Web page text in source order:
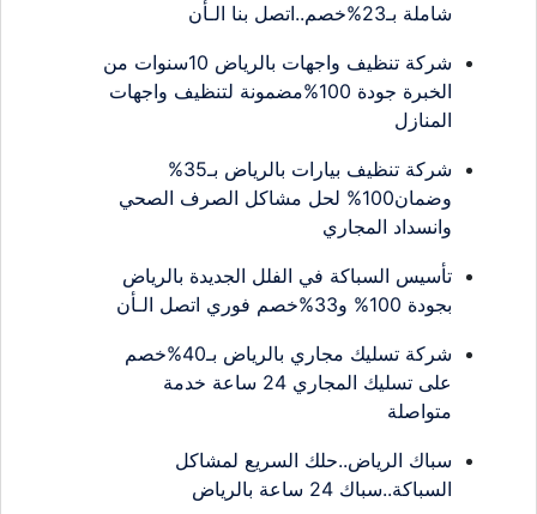
شاملة بـ23%خصم..اتصل بنا الـأن
شركة تنظيف واجهات بالرياض 10سنوات من
الخبرة جودة 100%مضمونة لتنظيف واجهات
المنازل
شركة تنظيف بيارات بالرياض بـ35%
وضمان100% لحل مشاكل الصرف الصحي
وانسداد المجاري
تأسيس السباكة في الفلل الجديدة بالرياض
بجودة 100% و33%خصم فوري اتصل الـأن
شركة تسليك مجاري بالرياض بـ40%خصم
على تسليك المجاري 24 ساعة خدمة
متواصلة
سباك الرياض..حلك السريع لمشاكل
السباكة..سباك 24 ساعة بالرياض